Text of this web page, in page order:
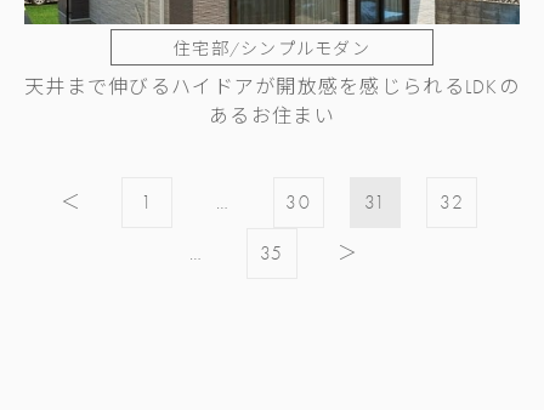
住宅部/シンプルモダン
天井まで伸びるハイドアが開放感を感じられるLDKの
あるお住まい
＜ 1 … 30 31 32
… 35 ＞